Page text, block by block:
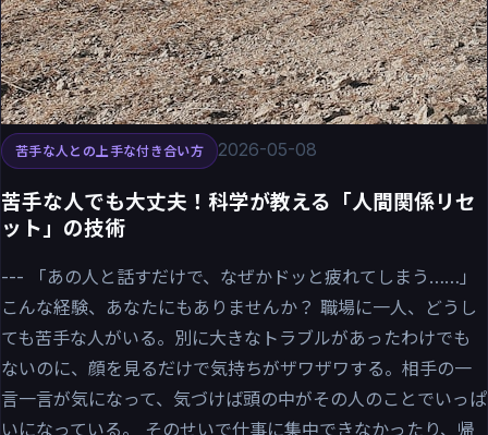
苦手な人との上手な付き合い方 2026-05-08
苦手な人でも大丈夫！科学が教える「人間関係リセ
ット」の技術
--- 「あの人と話すだけで、なぜかドッと疲れてしまう……」
こんな経験、あなたにもありませんか？ 職場に一人、どうし
ても苦手な人がいる。別に大きなトラブルがあったわけでも
ないのに、顔を見るだけで気持ちがザワザワする。相手の一
言一言が気になって、気づけば頭の中がその人のことでいっぱ
いになっている。 そのせいで仕事に集中できなかったり、帰